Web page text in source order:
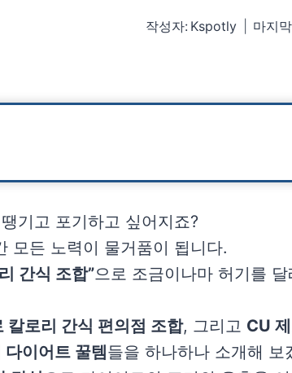
작성자: Kspotly 마지
기고 포기하고 싶어지죠?
모든 노력이 물거품이 됩니다.
간식 조합”으로 조금이나마 허기를
칼로리 간식 편의점 조합, 그리고 CU
다이어트 꿀템들을 하나하나 소개해 보